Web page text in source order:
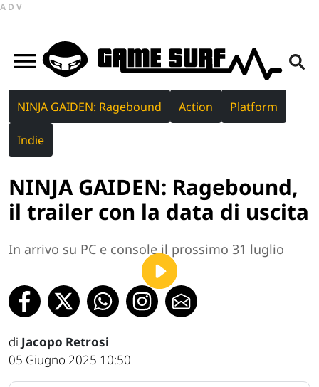
ADV
NINJA GAIDEN: Ragebound Action Platform
Indie
NINJA GAIDEN: Ragebound,
il trailer con la data di uscita
In arrivo su PC e console il prossimo 31 luglio
di Jacopo Retrosi
05 Giugno 2025 10:50